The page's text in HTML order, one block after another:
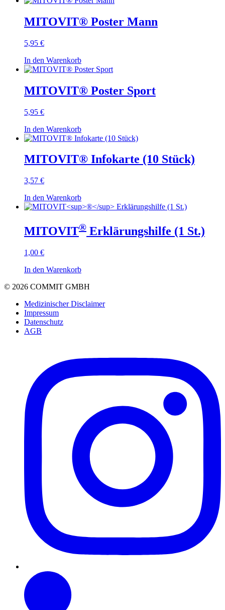
MITOVIT® Poster Mann
5,95 €
In den Warenkorb
MITOVIT® Poster Sport
5,95 €
In den Warenkorb
MITOVIT® Infokarte (10 Stück)
3,57 €
In den Warenkorb
MITOVIT® Erklärungshilfe (1 St.)
1,00 €
In den Warenkorb
© 2026 COMMIT GMBH
Medizinischer Disclaimer
Impressum
Datenschutz
AGB